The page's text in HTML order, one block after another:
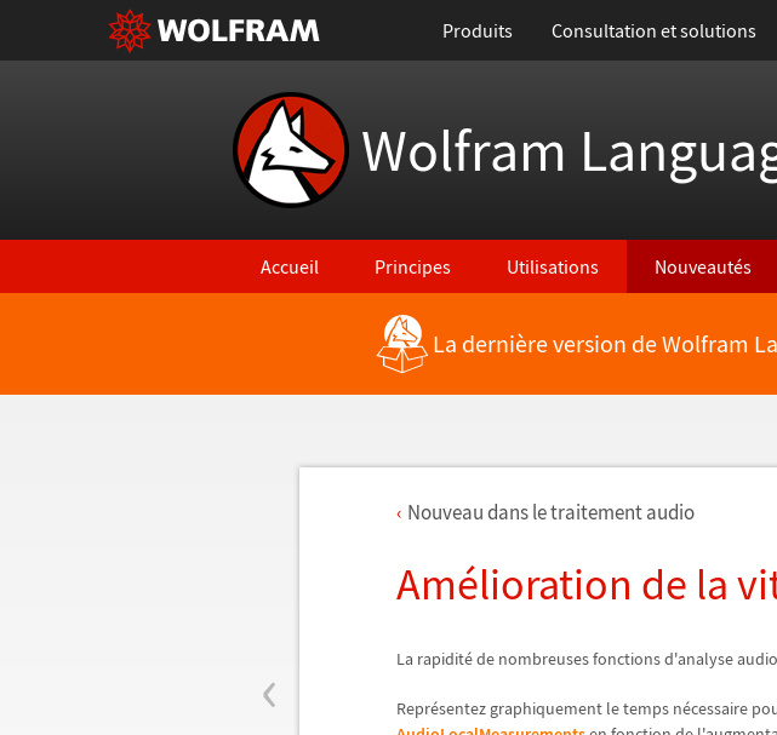
Produits Consultation et solutions
Wolfram
Accueil Principes Utilisations Nouveautés
La dernière version de Wolfram
‹
Nouveau dans le traitement audio
Amélioration de la
La rapiditéde nombreuses fonctions d'analyse
Représentez graphiquement le temps nécessaire